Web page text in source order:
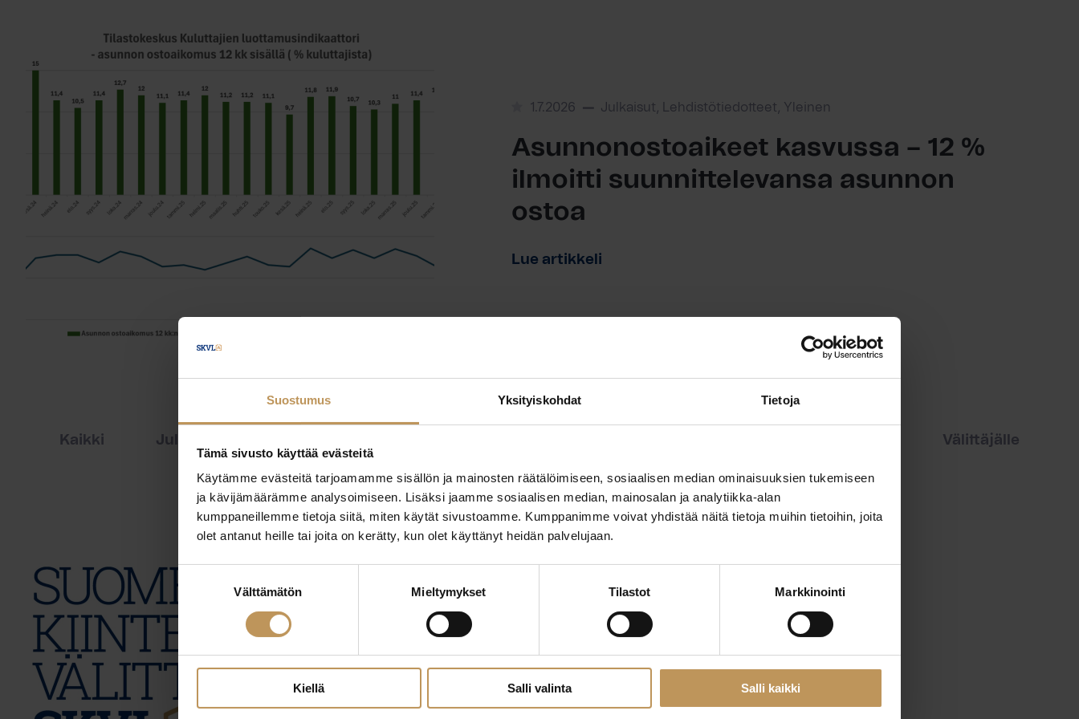
Suostumus Yksityiskohdat Tietoja
Tämä sivusto käyttää evästeitä
Käytämme evästeitä tarjoamamme sisällön ja mainosten räätälöimiseen, sosiaalisen median ominaisuuksien tukemiseen
ja kävijämäärämme analysoimiseen. Lisäksi jaamme sosiaalisen median, mainosalan ja analytiikka-alan
kumppaneillemme tietoja siitä, miten käytät sivustoamme. Kumppanimme voivat yhdistää näitä tietoja muihin tietoihin, joita
olet antanut heille tai joita on kerätty, kun olet käyttänyt heidän palvelujaan.
Suostumuksen
Välttämätön Mieltymykset Tilastot Markkinointi
Kiellä Salli valinta Salli kaikki
1.7.2026 Julkaisut, Lehdistötiedotteet, Yleinen
Asunnonostoaikeet kasvussa – 12 %
ilmoitti suunnittelevansa asunnon
ostoa
Lue artikkeli
Kaikki Julkaisut Välittäjälle
Yleinen